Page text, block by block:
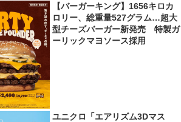
【バーガーキング】1656キロカ
ロリー、総重量527グラム…超大
型チーズバーガー新発売 特製ガ
ーリックマヨソース採用
ユニクロ「エアリズム3Dマス